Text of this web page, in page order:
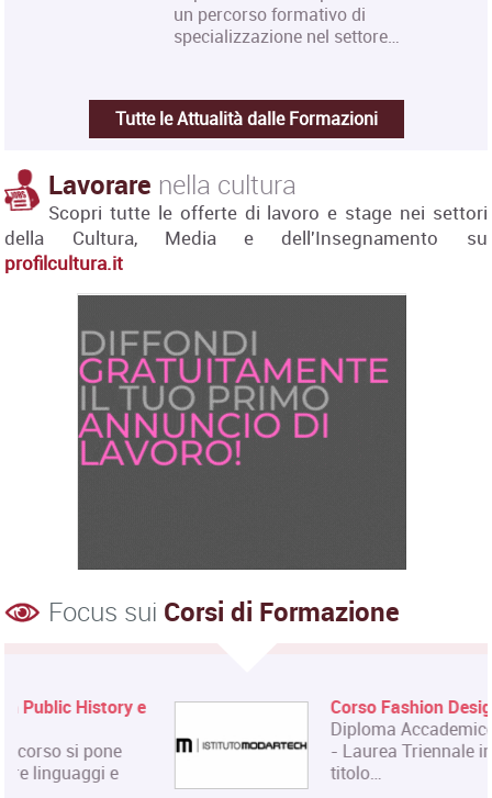
un percorso formativo di
specializzazione nel settore…
Tutte le Attualità dalle Formazioni
Lavorare nella cultura
Scopri tutte le offerte di lavoro e stage nei settori
della Cultura, Media e dell'Insegnamento su
profilcultura.it
Focus sui Corsi di Formazione
Corso Fashion Design
Diploma Accademico di Primo Livello
- Laurea Triennale in Fashion Design,